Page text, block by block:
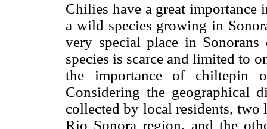
Chilies have a great
a wild species growing in
very special place in
species is scarce and limited to
the importance of chiltepin
Considering the geographical
collected by local residents, two
Rio Sonora region, and the